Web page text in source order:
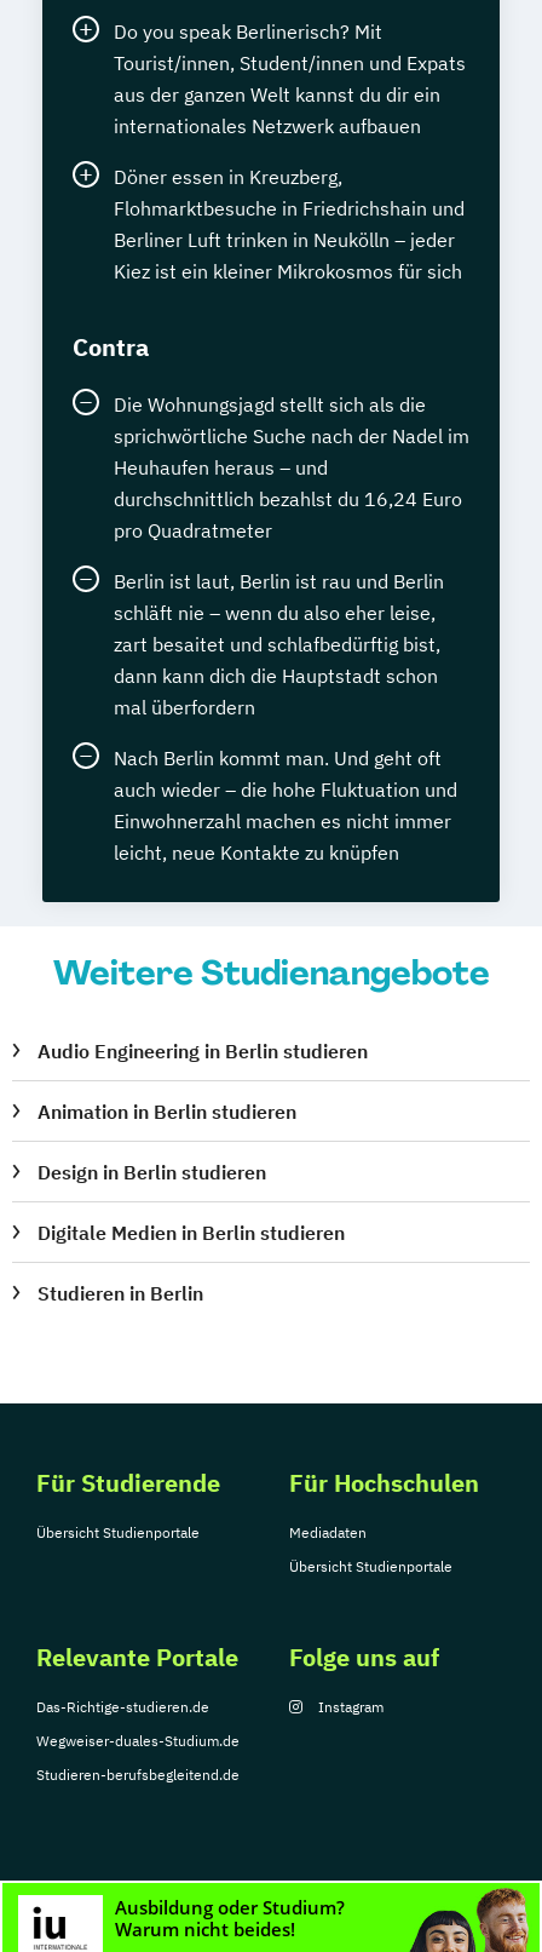
Do you speak Berlinerisch? Mit
Tourist/innen, Student/innen und Expats
aus der ganzen Welt kannst du dir ein
internationales Netzwerk aufbauen
Döner essen in Kreuzberg,
Flohmarktbesuche in Friedrichshain und
Berliner Luft trinken in Neukölln – jeder
Kiez ist ein kleiner Mikrokosmos für sich
Contra
Die Wohnungsjagd stellt sich als die
sprichwörtliche Suche nach der Nadel im
Heuhaufen heraus – und
durchschnittlich bezahlst du 16,24 Euro
pro Quadratmeter
Berlin ist laut, Berlin ist rau und Berlin
schläft nie – wenn du also eher leise,
zart besaitet und schlafbedürftig bist,
dann kann dich die Hauptstadt schon
mal überfordern
Nach Berlin kommt man. Und geht oft
auch wieder – die hohe Fluktuation und
Einwohnerzahl machen es nicht immer
leicht, neue Kontakte zu knüpfen
Weitere Studienangebote
Audio Engineering in Berlin studieren
Animation in Berlin studieren
Design in Berlin studieren
Digitale Medien in Berlin studieren
Studieren in Berlin
Für Studierende
Übersicht Studienportale
Für Hochschulen
Mediadaten
Übersicht Studienportale
Relevante Portale
Das-Richtige-studieren.de
Wegweiser-duales-Studium.de
Studieren-berufsbegleitend.de
Folge uns auf
Instagram
© Copyright 2026, TarGroup Media GmbH